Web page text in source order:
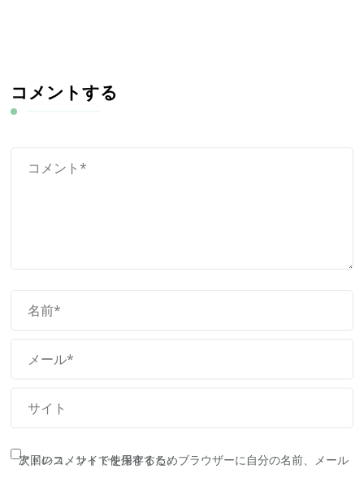
コメントする
次回のコメントで使用するためブラウザーに自分の名前、メールアドレス、サイトを保存する。